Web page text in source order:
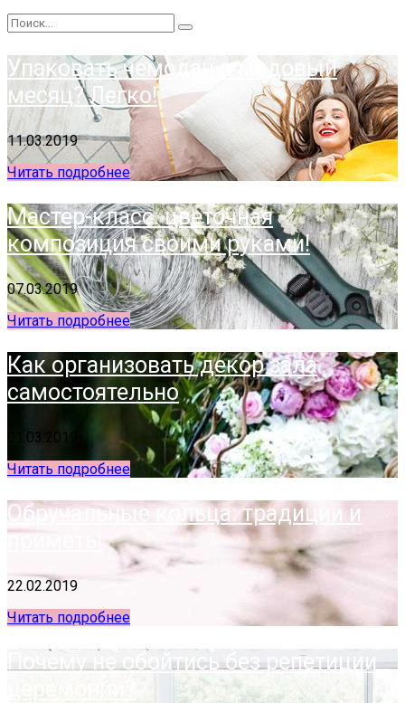
Упаковать чемодан в медовый
месяц? Легко!
11.03.2019
Читать подробнее
Мастер-класс: цветочная
композиция своими руками!
07.03.2019
Читать подробнее
Как организовать декор зала
самостоятельно
01.03.2019
Читать подробнее
Обручальные кольца: традиции и
приметы
22.02.2019
Читать подробнее
Почему не обойтись без репетиции
церемонии?